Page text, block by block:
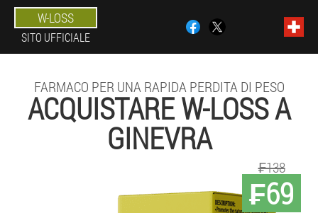
W-LOSS
SITO UFFICIALE
FARMACO PER UNA RAPIDA PERDITA DI PESO
ACQUISTARE W-LOSS A
GINEVRA
₣69
₣138